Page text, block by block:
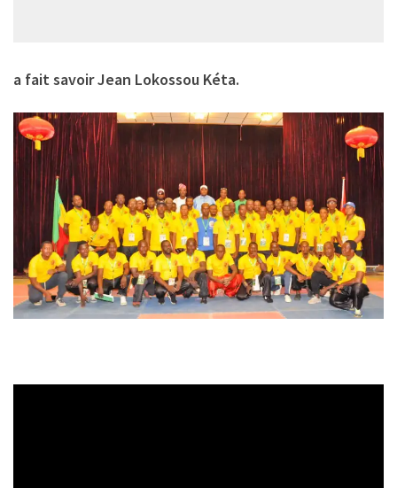
a fait savoir Jean Lokossou Kéta.